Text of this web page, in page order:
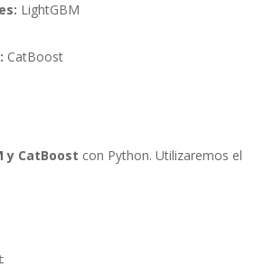
LightGBM
CatBoost
y CatBoost con Python. Utilizaremos el